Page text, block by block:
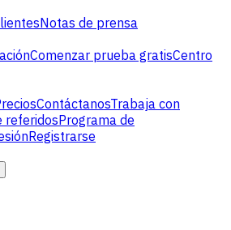
Notas de prensa
Comenzar prueba gratisCentro
ContáctanosTrabaja con
referidosPrograma de
Registrarse